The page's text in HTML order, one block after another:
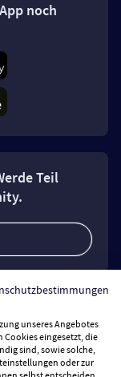
noch
Teil
unseres Angebotes
Cookies eingesetzt, die
sind, sowie solche,
oder zur